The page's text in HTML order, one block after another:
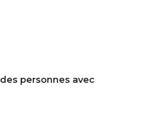
personnes avec